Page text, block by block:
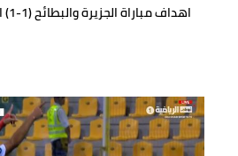
اهداف مباراة الجزيرة والبطائح (1-1) الدوري الاماراتي